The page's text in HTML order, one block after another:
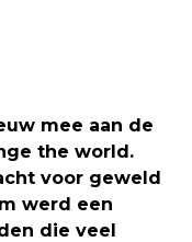
mee aan de
the world.
voor geweld
werd een
die veel